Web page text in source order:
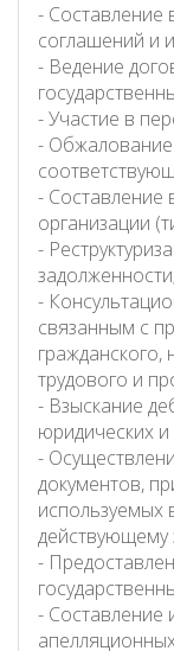
- Составление
соглашений и
- Ведение
- Участие в
-
- Составление
организации
-
задолженности;
-
связанным с
гражданского,
трудового и
- Взыскание
юридических и
-
документов,
используемых
действующему
-
- Составление